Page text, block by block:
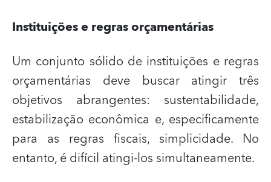
Instituições e regras orçamentárias
Um conjunto sólido de instituições e regras
orçamentárias deve buscar atingir três
objetivos abrangentes: sustentabilidade,
estabilização econômica e, especificamente
para as regras fiscais, simplicidade. No
entanto, é difícil atingi-los simultaneamente.